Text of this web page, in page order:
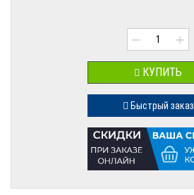
− +
КУПИТЬ
Быстрый заказ